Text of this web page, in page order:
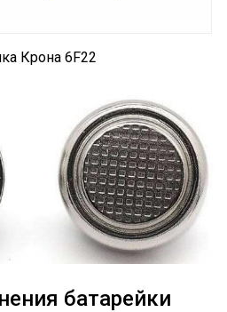
Крона 6F22
батарейки